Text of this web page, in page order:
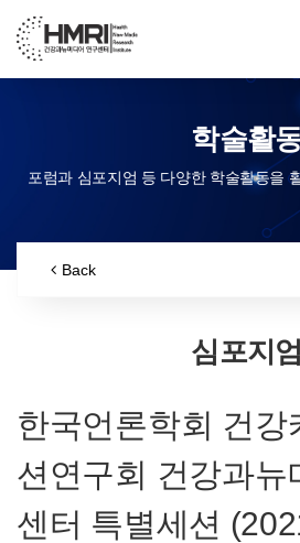
학술활
포럼과 심포지엄 등 다양한 학술활동을
Back
심포지엄
한국언론학회 건강
션연구회 건강과뉴
센터 특별세션